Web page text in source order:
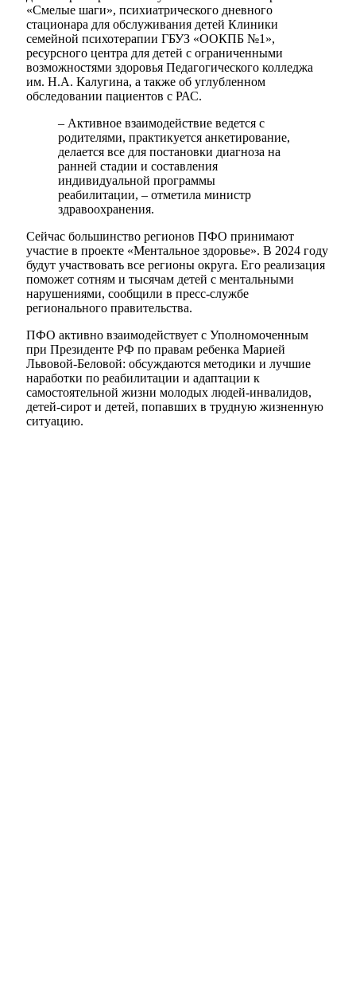
«Смелые шаги», психиатрического дневного
стационара для обслуживания детей Клиники
семейной психотерапии ГБУЗ «ООКПБ №1»,
ресурсного центра для детей с ограниченными
возможностями здоровья Педагогического колледжа
им. Н.А. Калугина, а также об углубленном
обследовании пациентов с РАС.
– Активное взаимодействие ведется с
родителями, практикуется анкетирование,
делается все для постановки диагноза на
ранней стадии и составления
индивидуальной программы
реабилитации, – отметила министр
здравоохранения.
Сейчас большинство регионов ПФО принимают
участие в проекте «Ментальное здоровье». В 2024 году
будут участвовать все регионы округа. Его реализация
поможет сотням и тысячам детей с ментальными
нарушениями, сообщили в пресс-службе
регионального правительства.
ПФО активно взаимодействует с Уполномоченным
при Президенте РФ по правам ребенка Марией
Львовой-Беловой: обсуждаются методики и лучшие
наработки по реабилитации и адаптации к
самостоятельной жизни молодых людей-инвалидов,
детей-сирот и детей, попавших в трудную жизненную
ситуацию.